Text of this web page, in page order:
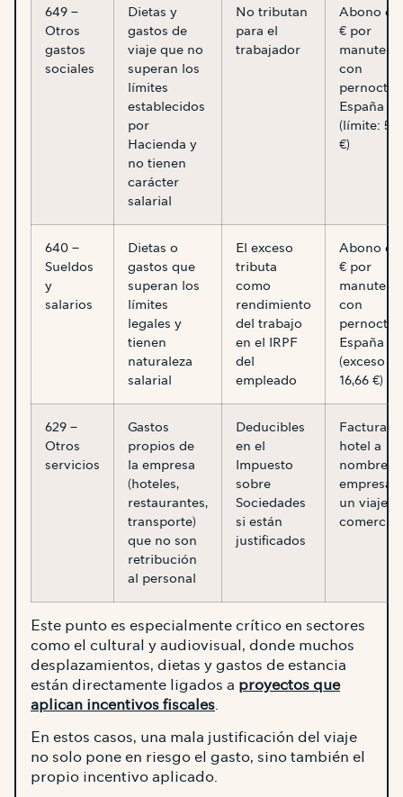
649 –
Otros
gastos
sociales
Dietas y
gastos de
viaje que no
superan los
límites
establecidos
por
Hacienda y
no tienen
carácter
salarial
No tributan
para el
trabajador
Abono de
€ por
con
pernocta
España
(límite:
€)
640 –
Sueldos
y
salarios
Dietas o
gastos que
superan los
límites
legales y
tienen
naturaleza
salarial
El exceso
tributa
como
rendimiento
del trabajo
en el IRPF
del
empleado
Abono de
€ por
con
pernocta
España
(exceso de
16,66 €)
629 –
Otros
servicios
Gastos
propios de
la empresa
(hoteles,
restaurantes,
transporte)
que no son
retribución
al personal
Deducibles
en el
Impuesto
sobre
Sociedades
si están
justificados
Factura
hotel a
nombre
empresa
un viaje
comercial
Este punto es especialmente crítico en sectores
como el cultural y audiovisual, donde muchos
desplazamientos, dietas y gastos de estancia
están directamente ligados a proyectos que
aplican incentivos fiscales.
En estos casos, una mala justificación del viaje
no solo pone en riesgo el gasto, sino también el
propio incentivo aplicado.